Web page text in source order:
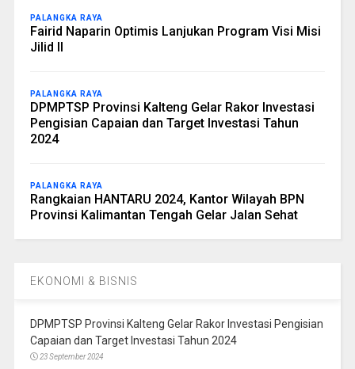
PALANGKA RAYA
Fairid Naparin Optimis Lanjukan Program Visi Misi
Jilid II
PALANGKA RAYA
DPMPTSP Provinsi Kalteng Gelar Rakor Investasi
Pengisian Capaian dan Target Investasi Tahun
2024
PALANGKA RAYA
Rangkaian HANTARU 2024, Kantor Wilayah BPN
Provinsi Kalimantan Tengah Gelar Jalan Sehat
EKONOMI & BISNIS
DPMPTSP Provinsi Kalteng Gelar Rakor Investasi Pengisian
Capaian dan Target Investasi Tahun 2024
23 September 2024